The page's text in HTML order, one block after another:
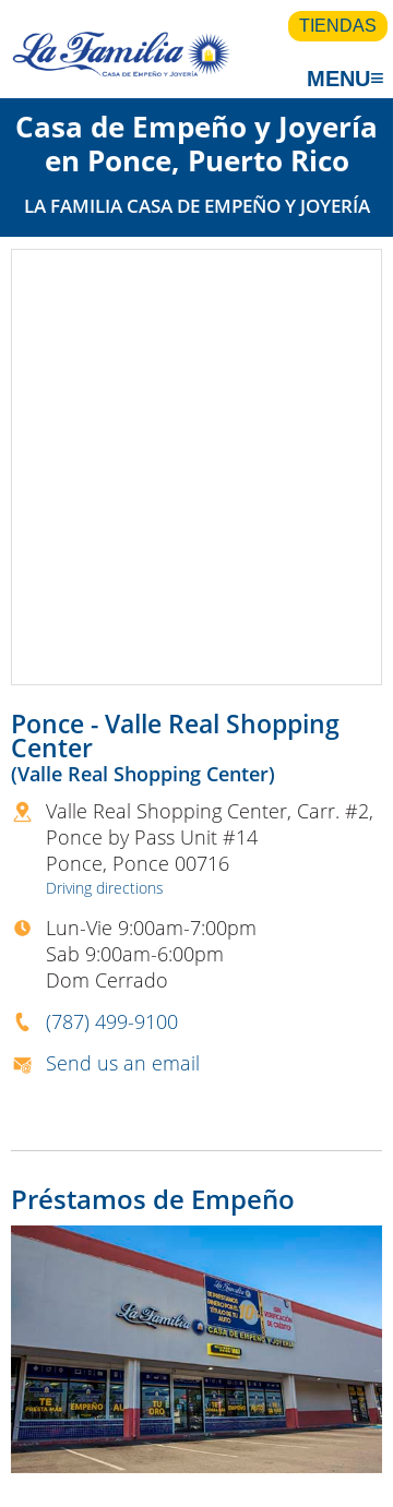
TIENDAS
MENU≡
Casa de Empeño y Joyería
en Ponce, Puerto Rico
LA FAMILIA CASA DE EMPEÑO Y JOYERÍA
Ponce - Valle Real Shopping
Center
(Valle Real Shopping Center)
Valle Real Shopping Center, Carr. #2,
Ponce by Pass Unit #14
Ponce, Ponce 00716
Driving directions
Lun-Vie 9:00am-7:00pm
Sab 9:00am-6:00pm
Dom Cerrado
(787) 499-9100
Send us an email
Préstamos de Empeño